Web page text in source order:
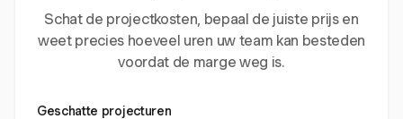
Schat de projectkosten, bepaal de juiste prijs en
weet precies hoeveel uren uw team kan besteden
voordat de marge weg is.
Geschatte projecturen